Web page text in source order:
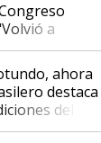
a
del
todo elahora
destaca
del
invertir: